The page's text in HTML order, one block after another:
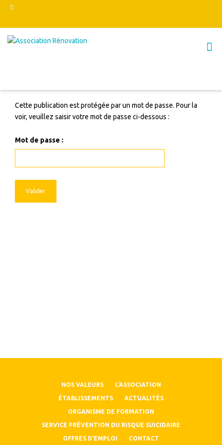
Cette publication est protégée par un mot de passe. Pour la
voir, veuillez saisir votre mot de passe ci-dessous :
Mot de passe :
NOS VALEURS L’ASSOCIATION
ÉTABLISSEMENTS ACTUALITÉS
ORGANISME DE FORMATION
SERVICE PRÉVENTION DU RISQUE SUICIDAIRE
OFFRES D’EMPLOI CONTACT